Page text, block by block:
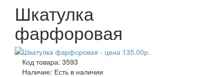
Шкатулка
фарфоровая
Код товара: 3593
Наличие: Есть в наличии